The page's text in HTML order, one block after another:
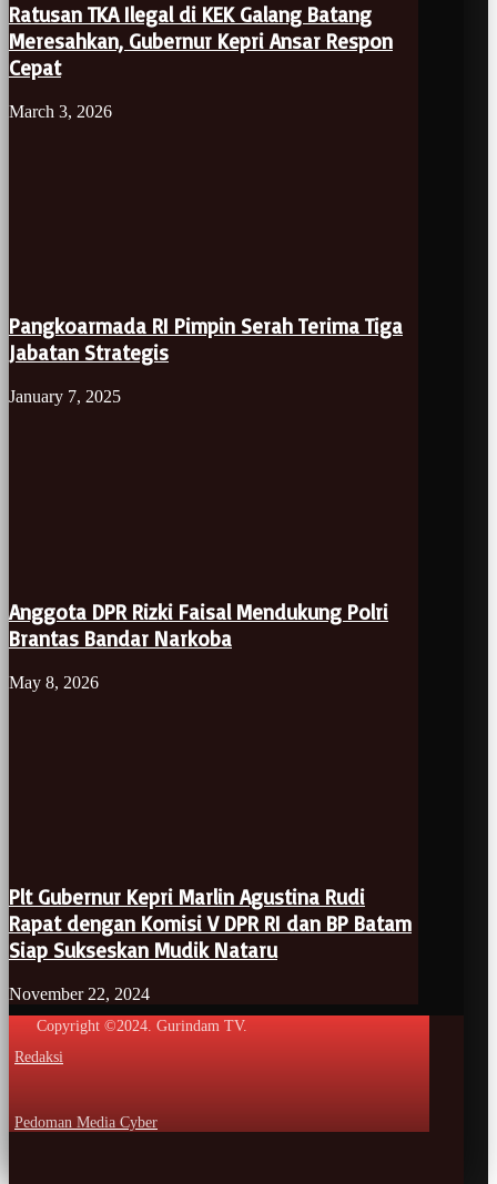
Ratusan TKA Ilegal di KEK Galang Batang
Meresahkan, Gubernur Kepri Ansar Respon
Cepat
March 3, 2026
Pangkoarmada RI Pimpin Serah Terima Tiga
Jabatan Strategis
January 7, 2025
Anggota DPR Rizki Faisal Mendukung Polri
Brantas Bandar Narkoba
May 8, 2026
Plt Gubernur Kepri Marlin Agustina Rudi
Rapat dengan Komisi V DPR RI dan BP Batam
Siap Sukseskan Mudik Nataru
November 22, 2024
Copyright ©2024. Gurindam TV.
Redaksi
Pedoman Media Cyber